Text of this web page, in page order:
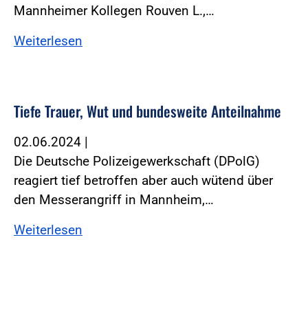
Mannheimer Kollegen Rouven L.,…
Weiterlesen
Tiefe Trauer, Wut und bundesweite Anteilnahme
02.06.2024 |
Die Deutsche Polizeigewerkschaft (DPolG)
reagiert tief betroffen aber auch wütend über
den Messerangriff in Mannheim,…
Weiterlesen